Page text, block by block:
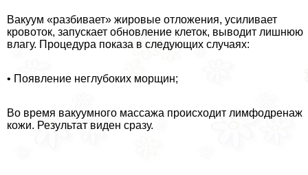
Вакуум «разбивает» жировые отложения, усиливает
кровоток, запускает обновление клеток, выводит лишнюю
влагу. Процедypa показа в следующих случаях:
• Появление неглубоких морщин;
Во время вакуумного массажа происходит лимфодренаж
кожи. Результат виден сразу.